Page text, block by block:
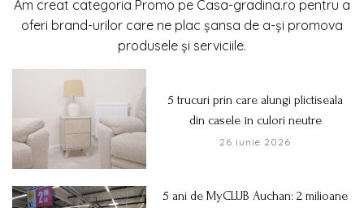
Am creat categoria Promo pe Casa-gradina.ro pentru a
oferi brand-urilor care ne plac șansa de a-și promova
produsele și serviciile.
5 trucuri prin care alungi plictiseala
din casele în culori neutre
26 iunie 2026
5 ani de MyCLUB Auchan: 2 milioane